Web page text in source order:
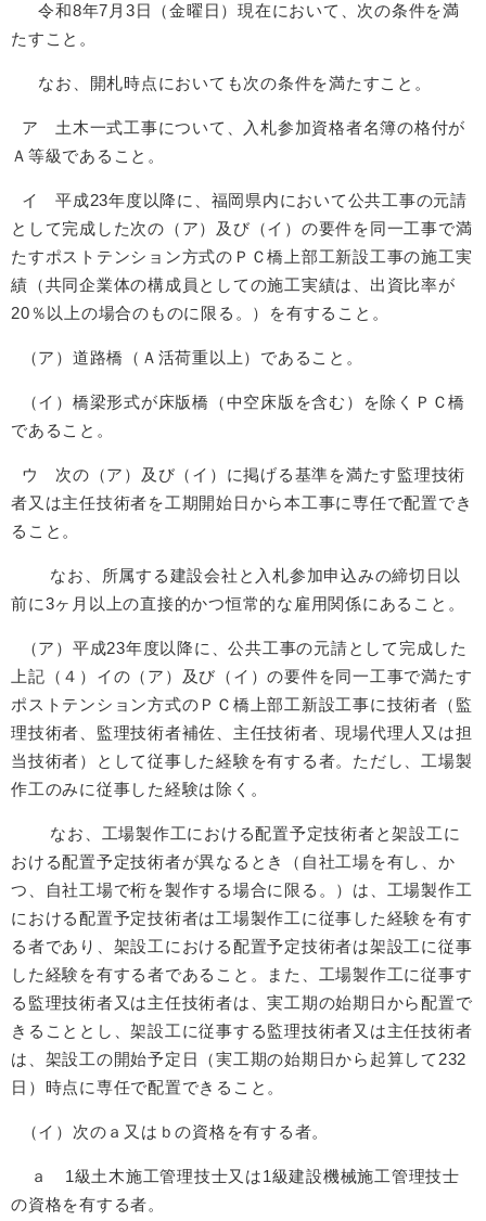
令和8年7月3日（金曜日）現在において、次の条件を満
たすこと。
なお、開札時点においても次の条件を満たすこと。
ア 土木一式工事について、入札参加資格者名簿の格付が
Ａ等級であること。
イ 平成23年度以降に、福岡県内において公共工事の元請
として完成した次の（ア）及び（イ）の要件を同一工事で満
たすポストテンション方式のＰＣ橋上部工新設工事の施工実
績（共同企業体の構成員としての施工実績は、出資比率が
20％以上の場合のものに限る。）を有すること。
（ア）道路橋（Ａ活荷重以上）であること。
（イ）橋梁形式が床版橋（中空床版を含む）を除くＰＣ橋
であること。
ウ 次の（ア）及び（イ）に掲げる基準を満たす監理技術
者又は主任技術者を工期開始日から本工事に専任で配置でき
ること。
なお、所属する建設会社と入札参加申込みの締切日以
前に3ヶ月以上の直接的かつ恒常的な雇用関係にあること。
（ア）平成23年度以降に、公共工事の元請として完成した
上記（４）イの（ア）及び（イ）の要件を同一工事で満たす
ポストテンション方式のＰＣ橋上部工新設工事に技術者（監
理技術者、監理技術者補佐、主任技術者、現場代理人又は担
当技術者）として従事した経験を有する者。ただし、工場製
作工のみに従事した経験は除く。
なお、工場製作工における配置予定技術者と架設工に
おける配置予定技術者が異なるとき（自社工場を有し、か
つ、自社工場で桁を製作する場合に限る。）は、工場製作工
における配置予定技術者は工場製作工に従事した経験を有す
る者であり、架設工における配置予定技術者は架設工に従事
した経験を有する者であること。また、工場製作工に従事す
る監理技術者又は主任技術者は、実工期の始期日から配置で
きることとし、架設工に従事する監理技術者又は主任技術者
は、架設工の開始予定日（実工期の始期日から起算して232
日）時点に専任で配置できること。
（イ）次のａ又はｂの資格を有する者。
ａ 1級土木施工管理技士又は1級建設機械施工管理技士
の資格を有する者。